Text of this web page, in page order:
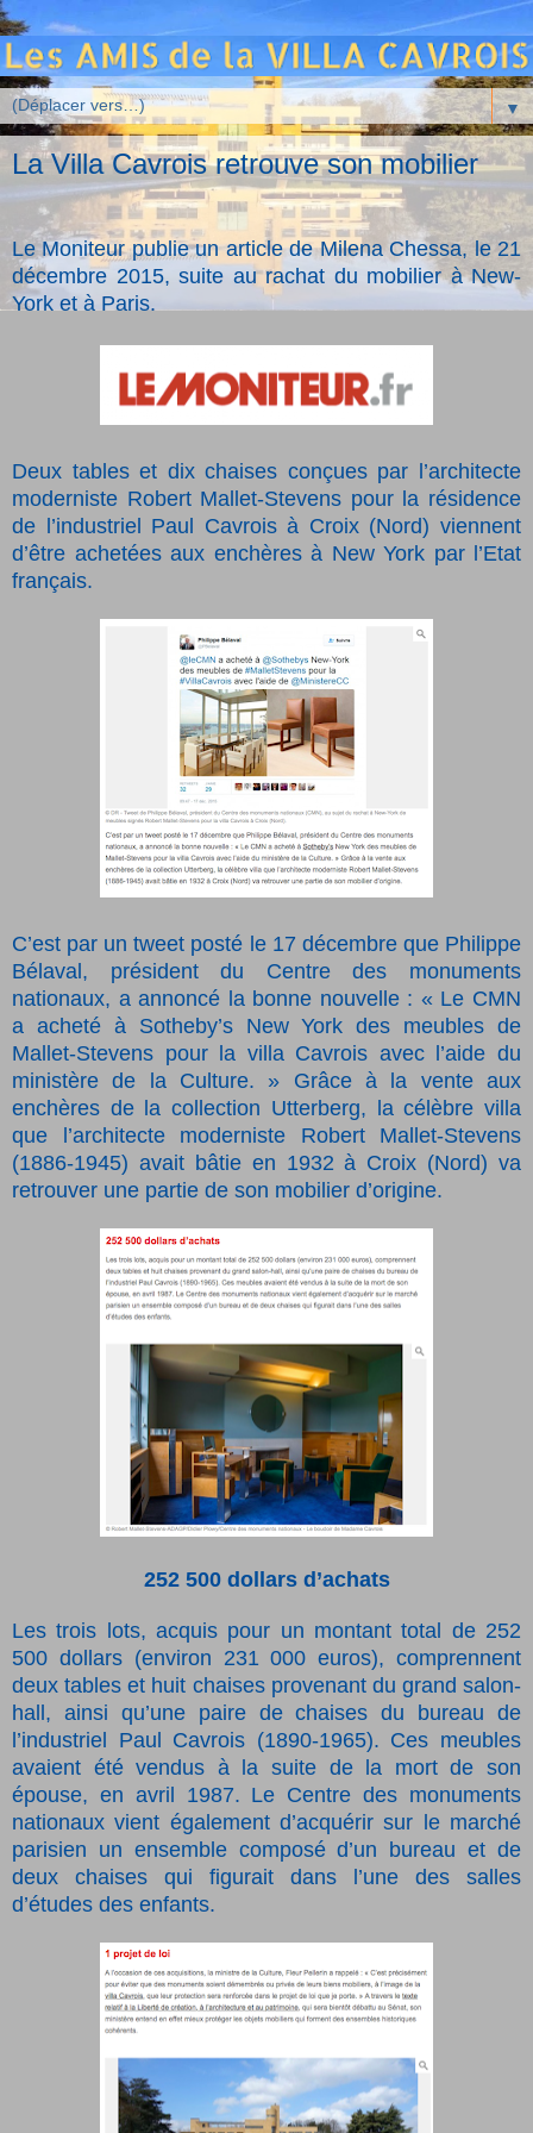
▼
La Villa Cavrois retrouve son mobilier
Le Moniteur publie un article de Milena Chessa, le 21
décembre 2015, suite au rachat du mobilier à New-
York et à Paris.
Deux tables et dix chaises conçues par l’architecte
moderniste Robert Mallet-Stevens pour la résidence
de l’industriel Paul Cavrois à Croix (Nord) viennent
d’être achetées aux enchères à New York par l’Etat
français.
C’est par un tweet posté le 17 décembre que Philippe
Bélaval, président du Centre des monuments
nationaux, a annoncé la bonne nouvelle : « Le CMN
a acheté à Sotheby’s New York des meubles de
Mallet-Stevens pour la villa Cavrois avec l’aide du
ministère de la Culture. » Grâce à la vente aux
enchères de la collection Utterberg, la célèbre villa
que l’architecte moderniste Robert Mallet-Stevens
(1886-1945) avait bâtie en 1932 à Croix (Nord) va
retrouver une partie de son mobilier d’origine.
252 500 dollars d’achats
Les trois lots, acquis pour un montant total de 252
500 dollars (environ 231 000 euros), comprennent
deux tables et huit chaises provenant du grand salon-
hall, ainsi qu’une paire de chaises du bureau de
l’industriel Paul Cavrois (1890-1965). Ces meubles
avaient été vendus à la suite de la mort de son
épouse, en avril 1987. Le Centre des monuments
nationaux vient également d’acquérir sur le marché
parisien un ensemble composé d’un bureau et de
deux chaises qui figurait dans l’une des salles
d’études des enfants.